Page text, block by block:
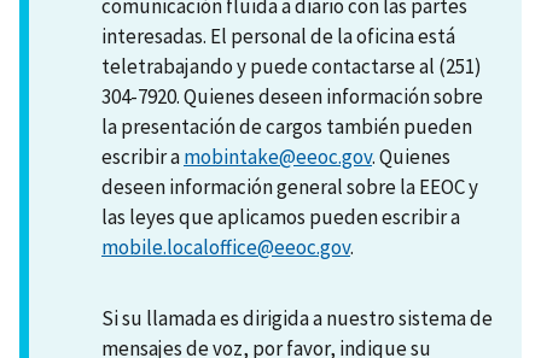
comunicación fluida a diario con las partes
interesadas. El personal de la oficina está
teletrabajando y puede contactarse al (251)
304-7920. Quienes deseen información sobre
la presentación de cargos también pueden
escribir amobintake@eeoc.gov. Quienes
deseen información general sobre la EEOC y
las leyes que aplicamos pueden escribir a
mobile.localoffice@eeoc.gov.
Si su llamada es dirigida a nuestro sistema de
mensajes de voz, por favor, indique su